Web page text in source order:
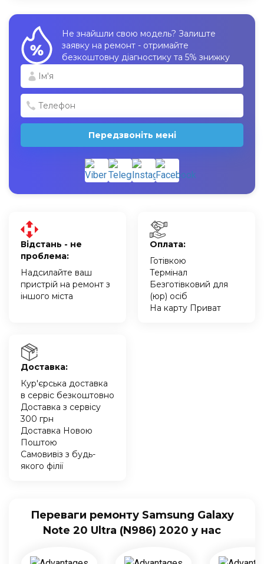
Не знайшли свою модель? Залиште
заявку на ремонт - отримайте
безкоштовну діагностику та 5% знижку
Передзвоніть мені
Відстань - не
проблема:
Надсилайте ваш
пристрій на ремонт з
іншого міста
Оплата:
Готівкою
Термінал
Безготівковий для
(юр) осіб
На карту Приват
Доставка:
Кур'єрська доставка
в сервіс безкоштовно
Доставка з сервісу
300 грн
Доставка Новою
Поштою
Самовивіз з будь-
якого філії
Переваги ремонту Samsung Galaxy
Note 20 Ultra (N986) 2020 у нас